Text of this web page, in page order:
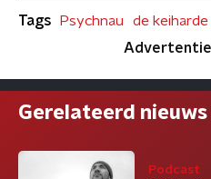
Tags Psychnau
de
Advertentie
Gerelateerd nieuws
Podcast